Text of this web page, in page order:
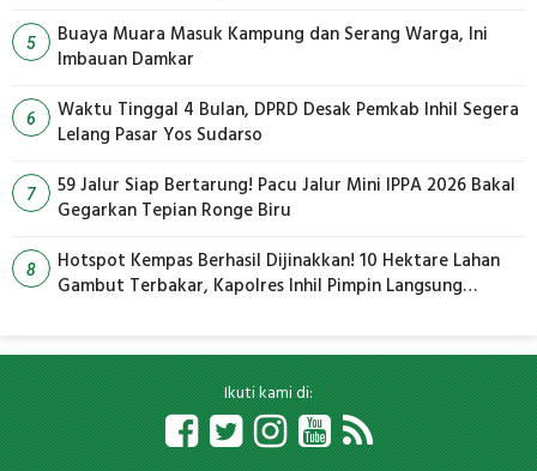
5
Buaya Muara Masuk Kampung dan Serang Warga, Ini
Imbauan Damkar
6
Waktu Tinggal 4 Bulan, DPRD Desak Pemkab Inhil Segera
Lelang Pasar Yos Sudarso
7
59 Jalur Siap Bertarung! Pacu Jalur Mini IPPA 2026 Bakal
Gegarkan Tepian Ronge Biru
8
Hotspot Kempas Berhasil Dijinakkan! 10 Hektare Lahan
Gambut Terbakar, Kapolres Inhil Pimpin Langsung
Ikuti kami di: